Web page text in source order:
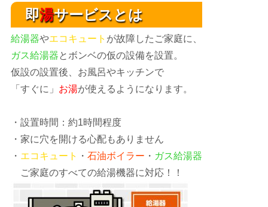
即湯サービスとは
給湯器やエコキュート が故障したご家庭に、
ガス給湯器とボンベの仮の設備を設置。
仮設の設置後、お風呂やキッチンで
「すぐに」 お湯が使えるようになります。
・設置時間：約1時間程度
・家に穴を開ける心配もありません
・ エコキュート ・ 石油ボイラー ・ ガス給湯器
ご家庭のすべての給湯機器に対応！！